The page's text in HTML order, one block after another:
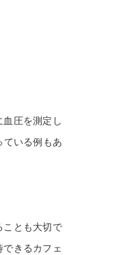
圧を測定し
ている例もあ
ことも大切で
きるカフェ